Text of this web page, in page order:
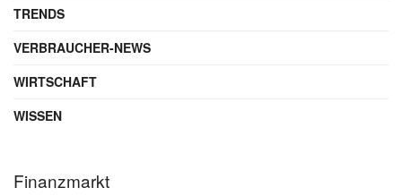
TRENDS
VERBRAUCHER-NEWS
WIRTSCHAFT
WISSEN
Finanzmarkt